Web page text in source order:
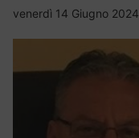
venerdì 14 Giugno 2024